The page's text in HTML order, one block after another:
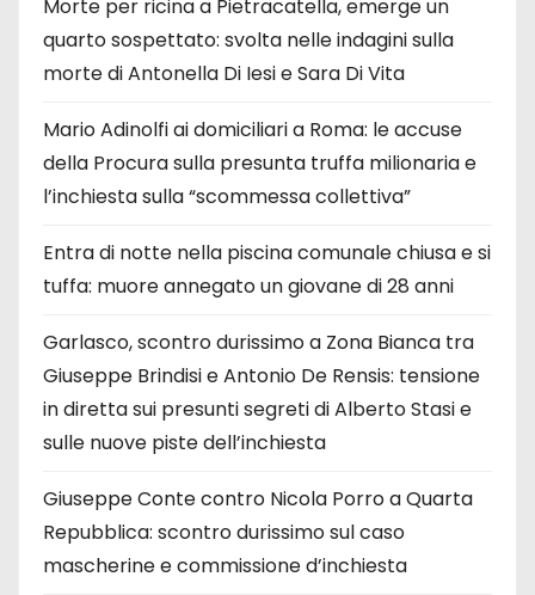
Morte per ricina a Pietracatella, emerge un
quarto sospettato: svolta nelle indagini sulla
morte di Antonella Di Iesi e Sara Di Vita
Mario Adinolfi ai domiciliari a Roma: le accuse
della Procura sulla presunta truffa milionaria e
l’inchiesta sulla “scommessa collettiva”
Entra di notte nella piscina comunale chiusa e si
tuffa: muore annegato un giovane di 28 anni
Garlasco, scontro durissimo a Zona Bianca tra
Giuseppe Brindisi e Antonio De Rensis: tensione
in diretta sui presunti segreti di Alberto Stasi e
sulle nuove piste dell’inchiesta
Giuseppe Conte contro Nicola Porro a Quarta
Repubblica: scontro durissimo sul caso
mascherine e commissione d’inchiesta